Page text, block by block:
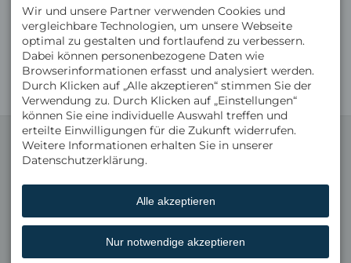
Golfhotel Oberstaufen
Golfangebote
Golfturnierwochen
Gratis Golf
Panoramagolf
Skihotel Oberstaufen
KONTAKT
Michael Kirchmann
Hinterstaufen 9
DEUTSCHLAND
info@bad-rain.de
NÜTZLICHE LINKS
Gästebewertungen
Newsletter-Anmeldung
Gutscheine
Broschüre
Facebook
Wir und unsere Partner verwenden Cookies und
vergleichbare Technologien, um unsere Webseite
optimal zu gestalten und fortlaufend zu verbessern.
Dabei können personenbezogene Daten wie
Browserinformationen erfasst und analysiert werden.
Durch Klicken auf „Alle akzeptieren“ stimmen Sie der
Verwendung zu. Durch Klicken auf „Einstellungen“
können Sie eine individuelle Auswahl treffen und
erteilte Einwilligungen für die Zukunft widerrufen.
Weitere Informationen erhalten Sie in unserer
Datenschutzerklärung.
Alle akzeptieren
Nur notwendige akzeptieren